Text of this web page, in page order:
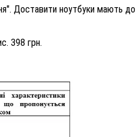
Доставити ноутбуки мають до
398 грн.